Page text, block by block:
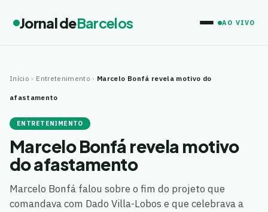
Jornal deBarcelos AO VIVO
Início › Entretenimento › Marcelo Bonfá revela motivo do
afastamento
ENTRETENIMENTO
Marcelo Bonfá revela motivo
do afastamento
Marcelo Bonfá falou sobre o fim do projeto que
comandava com Dado Villa-Lobos e que celebrava a